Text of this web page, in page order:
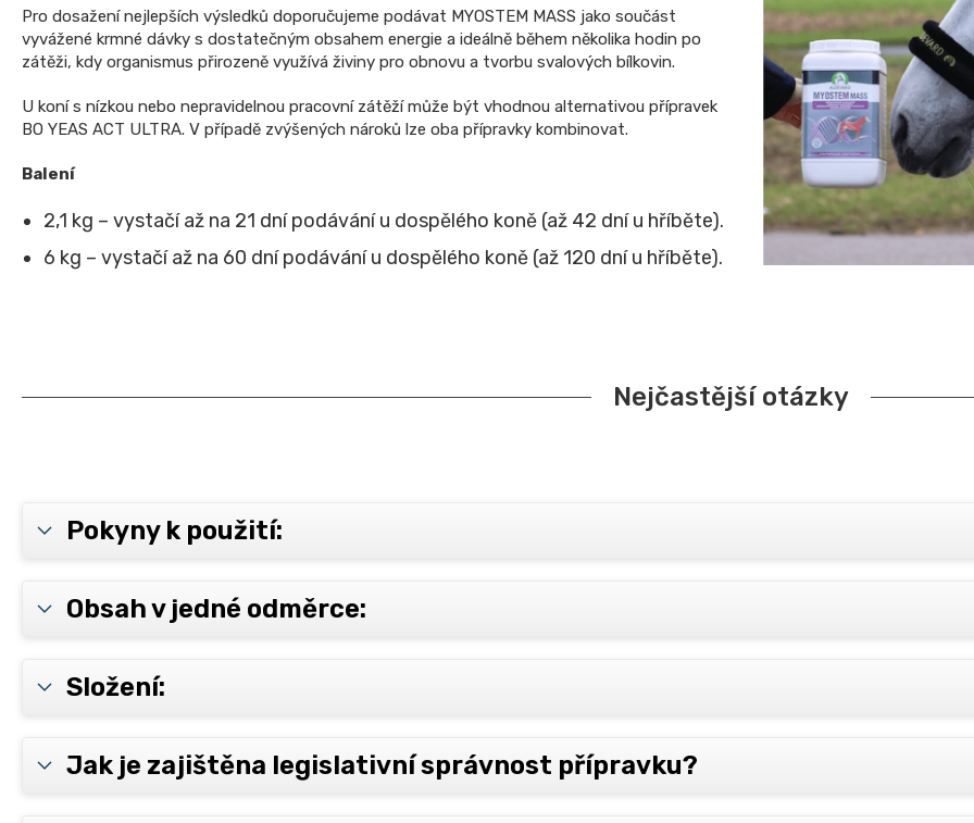
Pro dosažení nejlepších výsledků doporučujeme podávat MYOSTEM MASS jako součást
vyvážené krmné dávky s dostatečným obsahem energie a ideálně během několika hodin po
zátěži, kdy organismus přirozeně využívá živiny pro obnovu a tvorbu svalových bílkovin.
U koní s nízkou nebo nepravidelnou pracovní zátěží může být vhodnou alternativou přípravek
BO YEAS ACT ULTRA. V případě zvýšených nároků lze oba přípravky kombinovat.
Balení
2,1 kg – vystačí až na 21 dní podávání u dospělého koně (až 42 dní u hříběte).
6 kg – vystačí až na 60 dní podávání u dospělého koně (až 120 dní u hříběte).
Nejčastější otázky
Pokyny k použití:
Obsah v jedné odměrce:
Složení:
Jak je zajištěna legislativní správnost přípravku?